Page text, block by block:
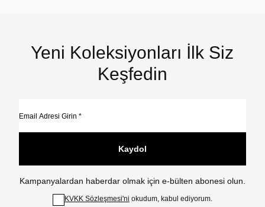
Yeni Koleksiyonları İlk Siz
Keşfedin
Kaydol
Kampanyalardan haberdar olmak için e-bülten abonesi olun.
KVKK Sözleşmesi'ni okudum, kabul ediyorum.